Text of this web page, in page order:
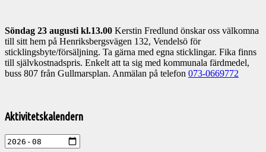
Söndag 23 augusti kl.13.00 Kerstin Fredlund önskar oss välkomna
till sitt hem på Henriksbergsvägen 132, Vendelsö för
sticklingsbyte/försäljning. Ta gärna med egna sticklingar. Fika finns
till självkostnadspris. Enkelt att ta sig med kommunala färdmedel,
buss 807 från Gullmarsplan. Anmälan på telefon 073-0669772
till
aktiviteter
Aktivitetskalendern